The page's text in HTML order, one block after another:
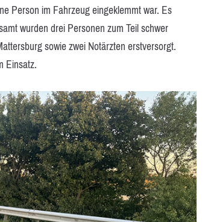
Person im Fahrzeug eingeklemmt war. Es
wurden drei Personen zum Teil schwer
sowie zwei Notärzten erstversorgt.
Einsatz.